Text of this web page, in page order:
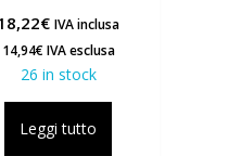
€ IVA inclusa
14,94€IVA esclusa
26 in stock
Leggi tutto